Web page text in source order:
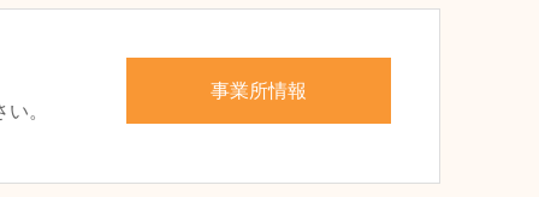
。
事業所情報